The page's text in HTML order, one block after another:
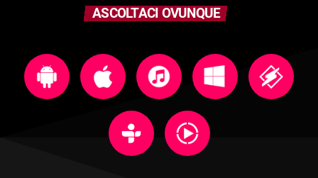
ASCOLTACI OVUNQUE